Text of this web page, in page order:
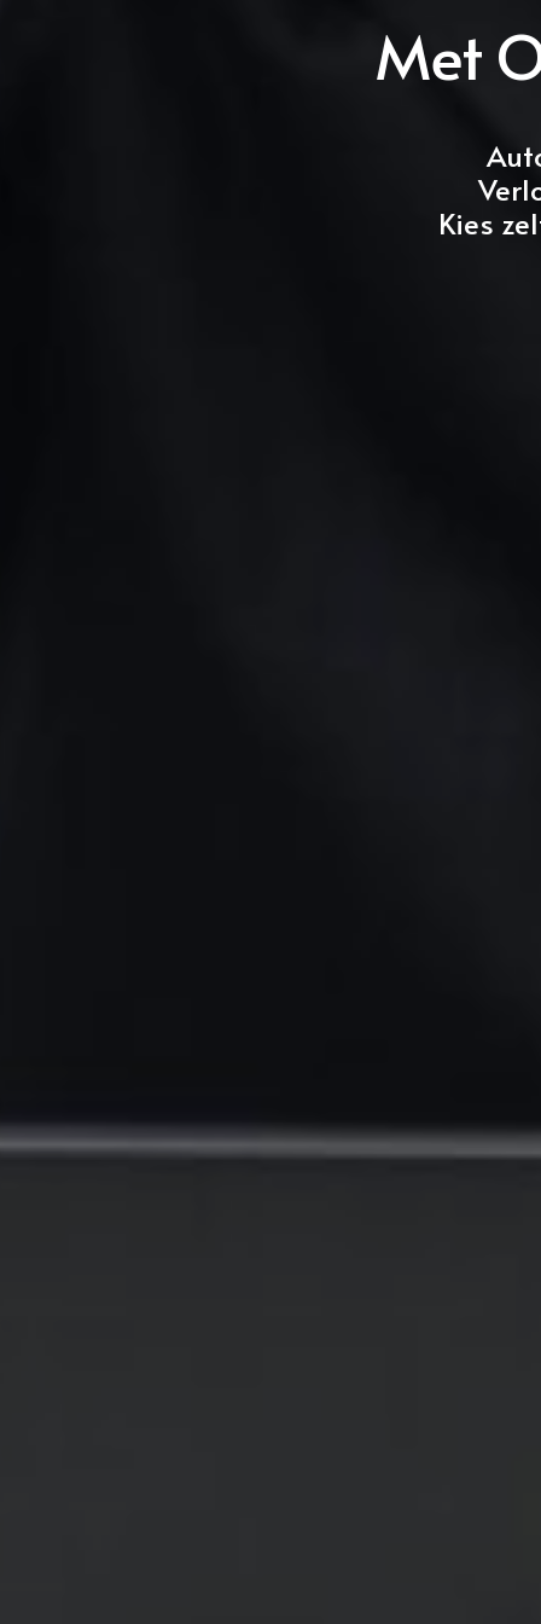
Met
Kies